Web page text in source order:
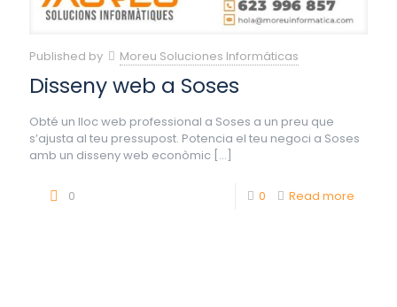
Published by Moreu Soluciones Informáticas
Disseny web a Soses
Obté un lloc web professional a Soses a un preu que
s’ajusta al teu pressupost. Potencia el teu negoci a Soses
amb un disseny web econòmic […]
0 0 Read more